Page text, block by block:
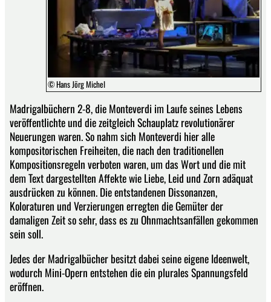
© Hans Jörg Michel
Madrigalbüchern 2-8, die Monteverdi im Laufe seines Lebens
veröffentlichte und die zeitgleich Schauplatz revolutionärer
Neuerungen waren. So nahm sich Monteverdi hier alle
kompositorischen Freiheiten, die nach den traditionellen
Kompositionsregeln verboten waren, um das Wort und die mit
dem Text dargestellten Affekte wie Liebe, Leid und Zorn adäquat
ausdrücken zu können. Die entstandenen Dissonanzen,
Koloraturen und Verzierungen erregten die Gemüter der
damaligen Zeit so sehr, dass es zu Ohnmachtsanfällen gekommen
sein soll.
Jedes der Madrigalbücher besitzt dabei seine eigene Ideenwelt,
wodurch Mini-Opern entstehen die ein plurales Spannungsfeld
eröffnen.